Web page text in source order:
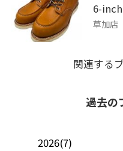
6-
草加店
関連する
過去の
2026(7)